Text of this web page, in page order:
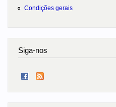
Condições gerais
Siga-nos